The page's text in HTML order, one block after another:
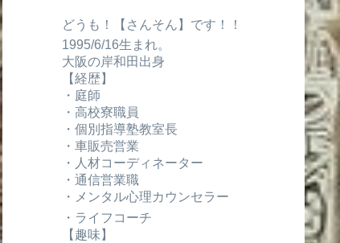
どうも！【さんそん】です！！
1995/6/16生まれ。
大阪の岸和田出身
【経歴】
・庭師
・高校寮職員
・個別指導塾教室長
・車販売営業
・人材コーディネーター
・通信営業職
・メンタル心理カウンセラー
・ライフコーチ
【趣味】